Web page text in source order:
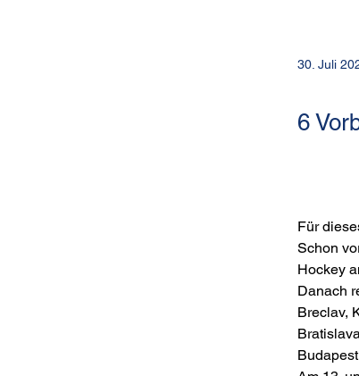
30. Juli
6
Für
Schon
Hockey
Danach
Breclav,